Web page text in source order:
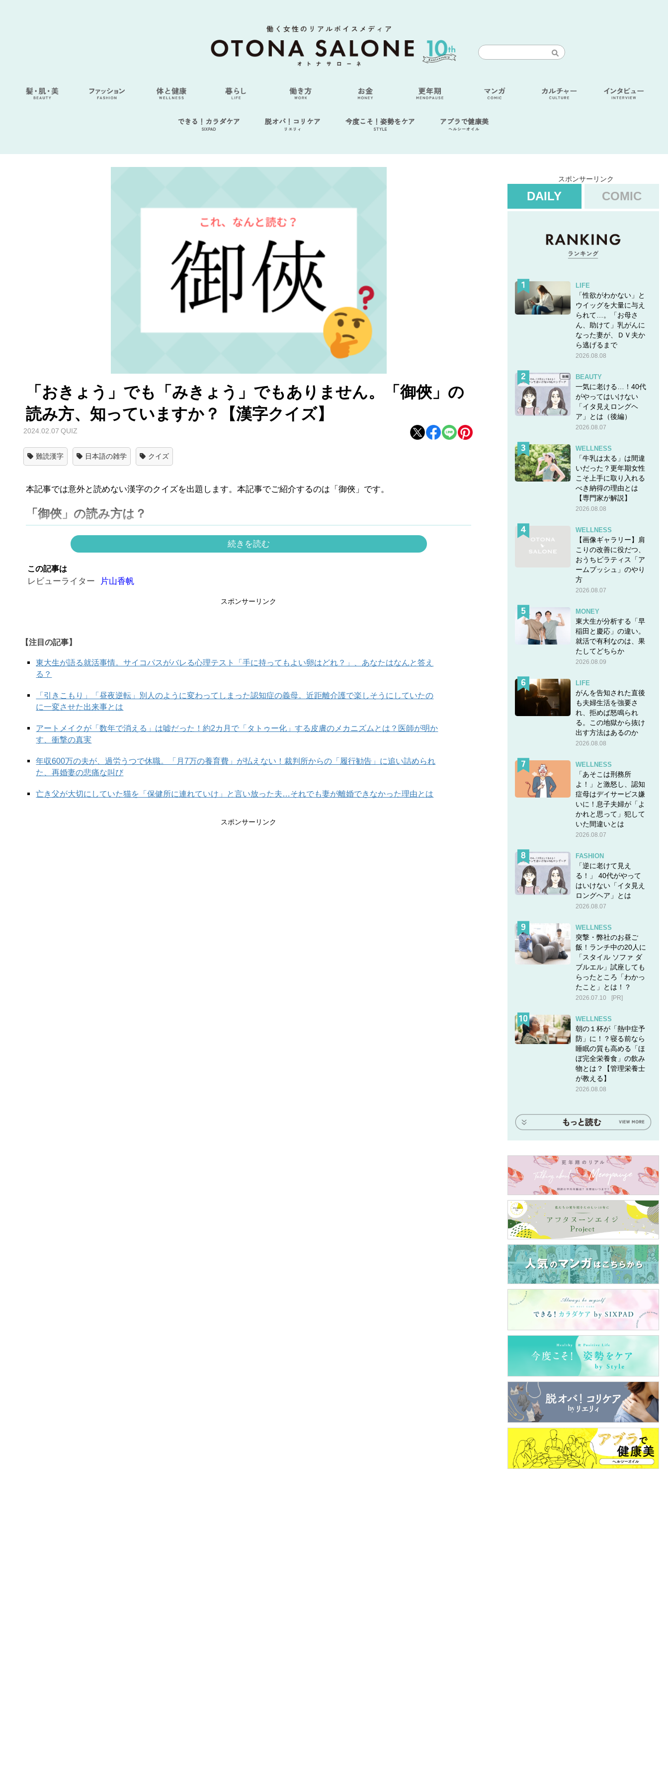
できる！カラダケア
SIXPAD
脱オバ！コリケア
リエリィ
今度こそ！姿勢をケア
STYLE
アブラで健康美
ヘルシーオイル
「おきょう」でも「みきょう」でもありません。「御俠」の
読み方、知っていますか？【漢字クイズ】
2024.02.07 QUIZ
難読漢字 日本語の雑学 クイズ
本記事では意外と読めない漢字のクイズを出題します。本記事でご紹介するのは「御俠」です。
「御俠」の読み方は？
「俠」という漢字は日常生活ではあまり見かけない印象がありますが、「任侠映画（にんきょうえいが）」といった
言葉に用いられています。ただし、「任侠（にんきょう）」とあるものの、「御俠」の読み方は「おきょう」ではあ
りません。「御俠」は最近ではあまり耳なじみのない言葉かもしれませんが、若い女性やそのおてんばなさまを表し
まずは正解を見てみましょう。
正解は……
続きを読む
この記事は
レビューライター 片山香帆
スポンサーリンク
【注目の記事】
東大生が語る就活事情。サイコパスがバレる心理テスト「手に持ってもよい卵はどれ？」、あなたはなんと答え
る？
「引きこもり」「昼夜逆転」別人のように変わってしまった認知症の義母。近距離介護で楽しそうにしていたの
に一変させた出来事とは
アートメイクが「数年で消える」は嘘だった！約2カ月で「タトゥー化」する皮膚のメカニズムとは？医師が明か
す、衝撃の真実
年収600万の夫が、過労うつで休職。「月7万の養育費」が払えない！裁判所からの「履行勧告」に追い詰められ
た、再婚妻の悲痛な叫び
亡き父が大切にしていた猫を「保健所に連れていけ」と言い放った夫…それでも妻が離婚できなかった理由とは
スポンサーリンク
スポンサーリンク
DAILY COMIC
LIFE
「性欲がわかない」と
ウイッグを大量に与え
られて…。「お母さ
ん、助けて」乳がんに
なった妻が、ＤＶ夫か
ら逃げるまで
2026.08.08
BEAUTY
一気に老ける…！40代
がやってはいけない
「イタ見えロングヘ
ア」とは（後編）
2026.08.07
WELLNESS
「牛乳は太る」は間違
いだった？更年期女性
こそ上手に取り入れる
べき納得の理由とは
【専門家が解説】
2026.08.08
WELLNESS
【画像ギャラリー】肩
こりの改善に役だつ、
おうちピラティス「ア
ームプッシュ」のやり
方
2026.08.07
MONEY
東大生が分析する「早
稲田と慶応」の違い。
就活で有利なのは、果
たしてどちらか
2026.08.09
LIFE
がんを告知された直後
も夫婦生活を強要さ
れ、拒めば怒鳴られ
る。この地獄から抜け
出す方法はあるのか
2026.08.08
WELLNESS
「あそこは刑務所
よ！」と激怒し、認知
症母はデイサービス嫌
いに！息子夫婦が「よ
かれと思って」犯して
いた間違いとは
2026.08.07
FASHION
「逆に老けて見え
る！」 40代がやって
はいけない「イタ見え
ロングヘア」とは
2026.08.07
WELLNESS
突撃・弊社のお昼ご
飯！ランチ中の20人に
「スタイル ソファ ダ
ブルエル」試座しても
らったところ「わかっ
たこと」とは！？
2026.07.10 [PR]
WELLNESS
朝の１杯が「熱中症予
防」に！？寝る前なら
睡眠の質も高める「ほ
ぼ完全栄養食」の飲み
物とは？【管理栄養士
が教える】
2026.08.08